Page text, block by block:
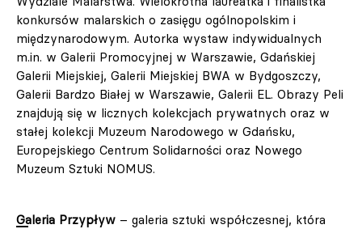
konkursów malarskich o zasięgu ogólnopolskim i
międzynarodowym. Autorka wystaw indywidualnych
m.in. w Galerii Promocyjnej w Warszawie, Gdańskiej
Galerii Miejskiej, Galerii Miejskiej BWA w Bydgoszczy,
Galerii Bardzo Białej w Warszawie, Galerii EL. Obrazy Peli
znajdują się w licznych kolekcjach prywatnych oraz w
stałej kolekcji Muzeum Narodowego w Gdańsku,
Europejskiego Centrum Solidarności oraz Nowego
Muzeum Sztuki NOMUS.
Galeria Przypływ – galeria sztuki współczesnej, która